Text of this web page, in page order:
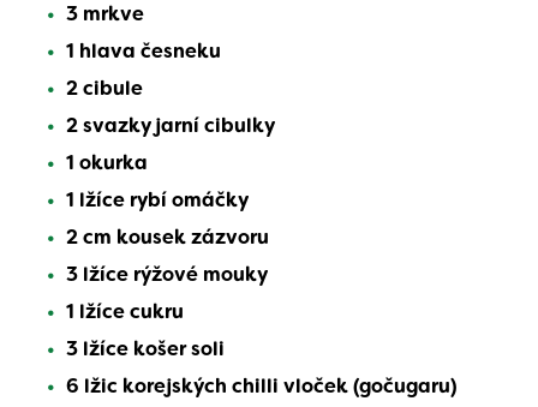
3 mrkve
1 hlava česneku
2 cibule
2 svazky jarní cibulky
1 okurka
1 lžíce rybí omáčky
2 cm kousek zázvoru
3 lžíce rýžové mouky
1 lžíce cukru
3 lžíce košer soli
6 lžic korejských chilli vloček (gočugaru)